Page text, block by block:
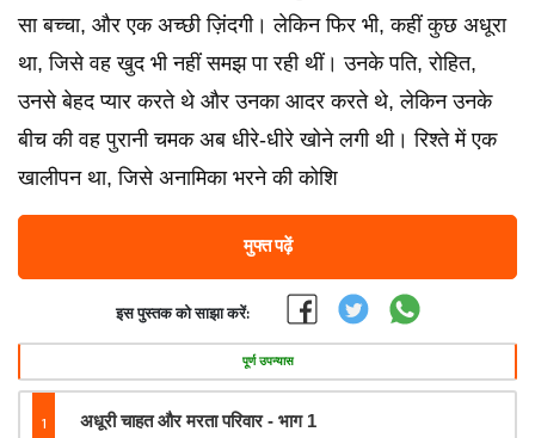
सा बच्चा, और एक अच्छी ज़िंदगी। लेकिन फिर भी, कहीं कुछ अधूरा
था, जिसे वह खुद भी नहीं समझ पा रही थीं। उनके पति, रोहित,
उनसे बेहद प्यार करते थे और उनका आदर करते थे, लेकिन उनके
बीच की वह पुरानी चमक अब धीरे-धीरे खोने लगी थी। रिश्ते में एक
खालीपन था, जिसे अनामिका भरने की कोशि
मुफ्त पढ़ें
इस पुस्तक को साझा करें:
पूर्ण उपन्यास
1 अधूरी चाहत और मरता परिवार - भाग 1